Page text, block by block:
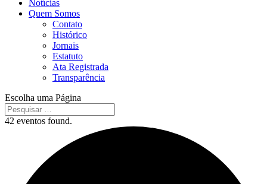
Notícias
Quem Somos
Contato
Histórico
Jornais
Estatuto
Ata Registrada
Transparência
Escolha uma Página
42 eventos found.